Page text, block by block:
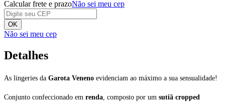
Calcular frete e prazoNão sei meu cep
OK
Não sei meu cep
Detalhes
As lingeries da Garota Veneno evidenciam ao máximo a sua sensualidade!
Conjunto confeccionado em renda, composto por um sutiã cropped